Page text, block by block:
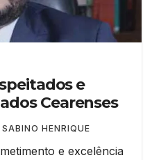
e
Cearenses
SABINO HENRIQUE
e excelência